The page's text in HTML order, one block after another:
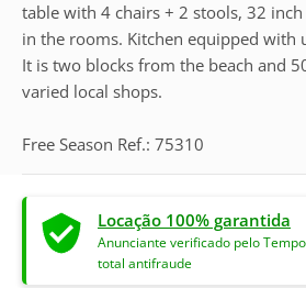
table with 4 chairs + 2 stools, 32
in the rooms. Kitchen equipped with
It is two blocks from the beach and
varied local shops.
Free Season Ref.: 75310
Locação 100% garantida
Anunciante verificado pelo
total antifraude